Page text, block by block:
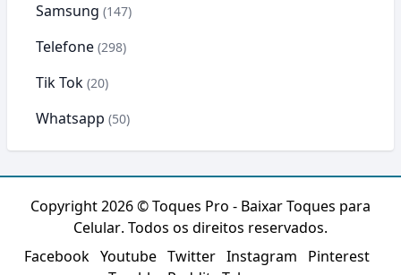
Samsung (147)
Telefone (298)
Tik Tok (20)
Whatsapp (50)
Copyright 2026 ©Toques Pro - Baixar Toques para
Celular. Todos os direitos reservados.
Facebook Youtube Twitter Instagram
Pinterest